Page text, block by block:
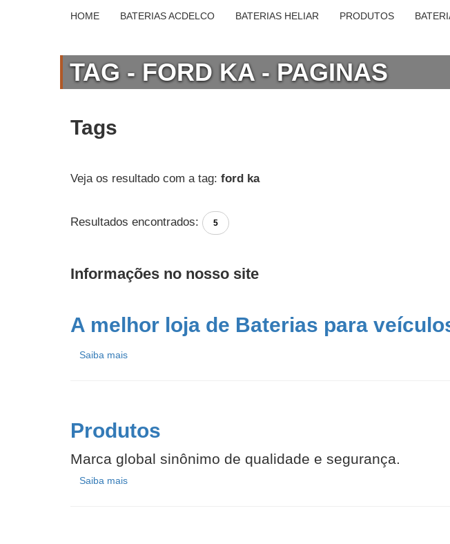
HOME BATERIAS ACDELCO BATERIAS HELIAR PRODUTOS
TAG - FORD KA - PAGINAS
Tags
Veja os resultado com a tag: ford ka
Resultados encontrados: 5
Informações no nosso site
A melhor loja de Baterias para
Saiba mais
Produtos
Marca global sinônimo de qualidade e segurança.
Saiba mais